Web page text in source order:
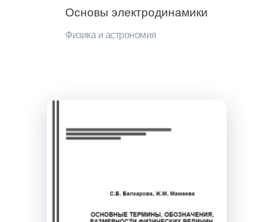
Основы электродинамики
Физика и астрономия